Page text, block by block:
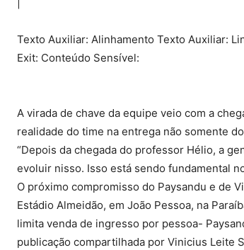
Texto Auxiliar: Alinhamento Texto Auxiliar:
Exit: Conteúdo Sensível:
A virada de chave da equipe veio com a
realidade do time na entrega não somente
“Depois da chegada do professor Hélio, a
evoluir nisso. Isso está sendo fundamental
O próximo compromisso do Paysandu e de
Estádio Almeidão, em João Pessoa, na
limita venda de ingresso por pessoa-
publicação compartilhada por Vinicius Leite